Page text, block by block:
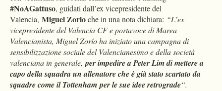
#NoAGattuso, guidati dall’ex vicepresidente del
Valencia, Miguel Zorioche in una nota dichiara: “L’ex
vicepresidente del Valencia CF e portavoce di Marea
Valencianista, Miguel Zorío ha iniziato una campagna di
sensibilizzazione sociale del Valencianesimo e della società
valenciana in generale,per impedire a Peter Lim di mettere a
capo della squadra un allenatore che è già stato scartato da
squadre come il Tottenham per le sue idee retrograde“.